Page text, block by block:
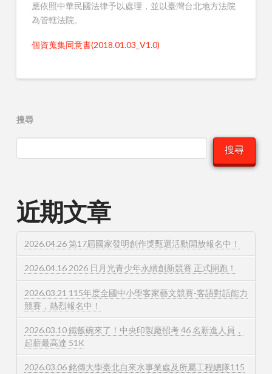
應依照中華民國法律予以處理，並以臺灣台北地方法院
為管轄法院。
個資蒐集同意書(2018.01.03_V1.0)
搜尋
搜尋
近期文章
2026.04.26 第17屆國家發明創作獎甄選活動開放報名中！
2026.04.16 2026 日月光青少年永續創新競賽 正式開跑！
2026.03.21 115年度全國中小學客家藝文競賽-客語對話能力
競賽，熱烈報名中！
2026.03.10 鐵飯碗來了！中央印製廠招考 46 名新進人員，
起薪最高達 51K
2026.03.06 銘傳大學臺北自來水事業處及所屬工程總隊115